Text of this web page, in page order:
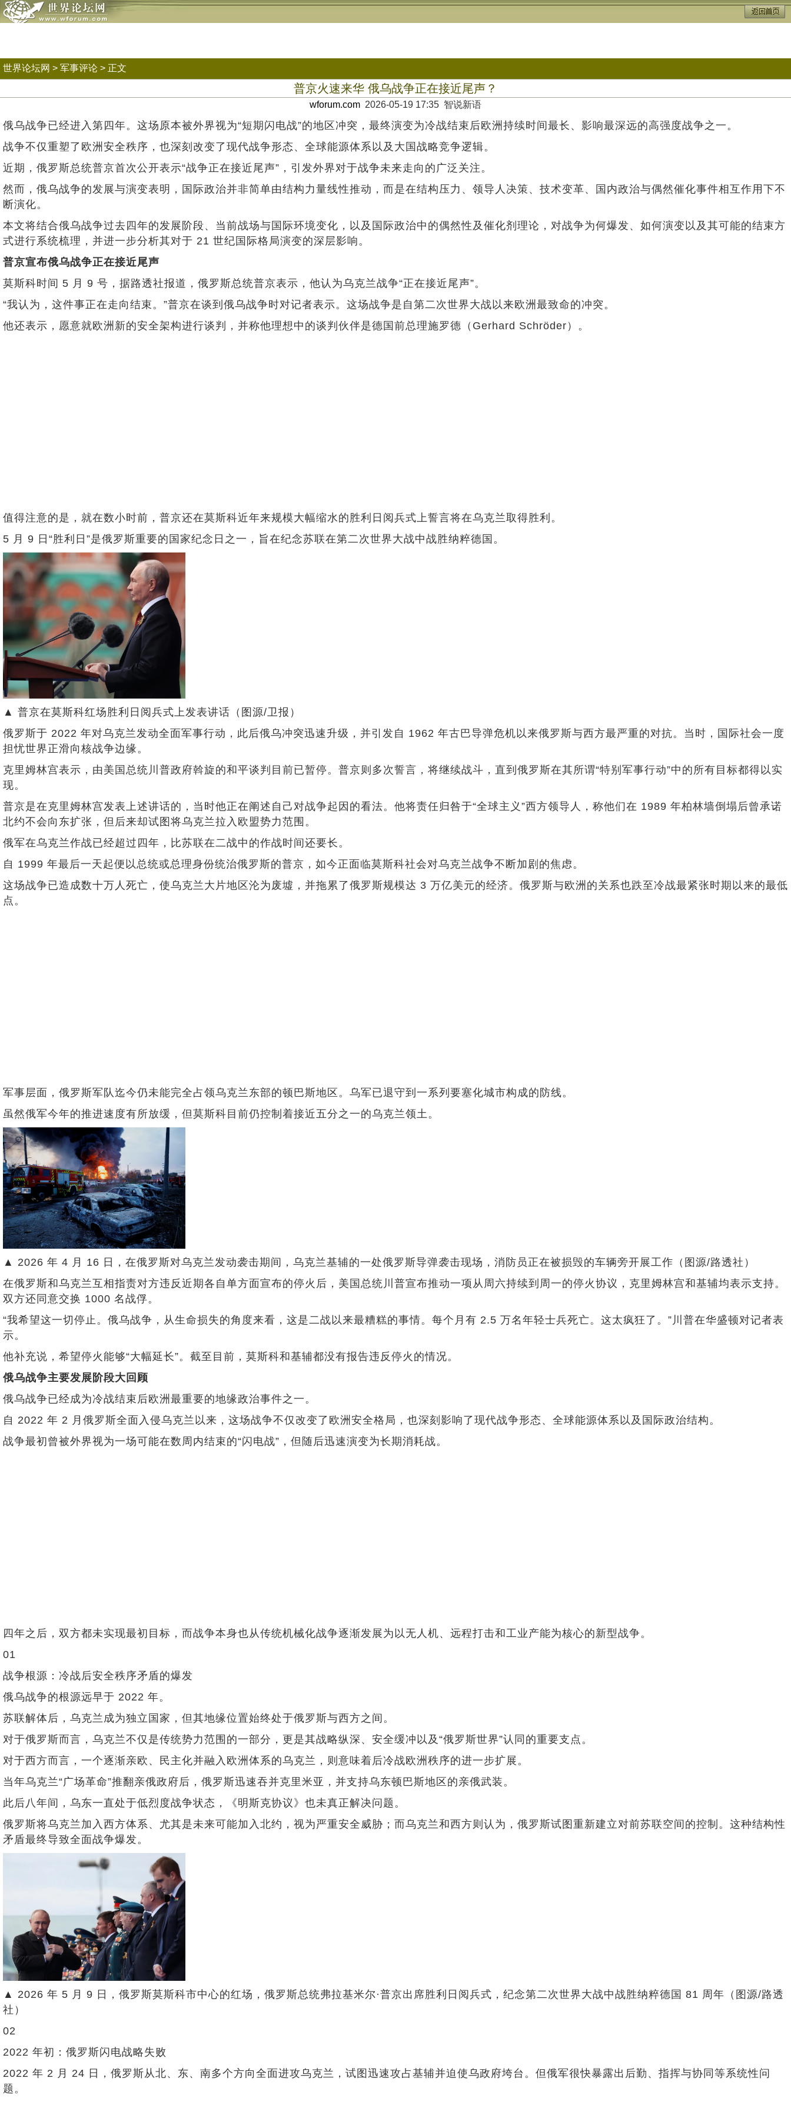
世界论坛网 > 军事评论 > 正文
普京火速来华 俄乌战争正在接近尾声？
wforum.com 2026-05-19 17:35 智说新语
俄乌战争已经进入第四年。这场原本被外界视为“短期闪电战”的地区冲突，最终演变为冷战结束后欧洲持续时间最长、影响最深远的高强度战争之一。
战争不仅重塑了欧洲安全秩序，也深刻改变了现代战争形态、全球能源体系以及大国战略竞争逻辑。
近期，俄罗斯总统普京首次公开表示“战争正在接近尾声”，引发外界对于战争未来走向的广泛关注。
然而，俄乌战争的发展与演变表明，国际政治并非简单由结构力量线性推动，而是在结构压力、领导人决策、技术变革、国内政治与偶然催化事件相互作用下不
断演化。
本文将结合俄乌战争过去四年的发展阶段、当前战场与国际环境变化，以及国际政治中的偶然性及催化剂理论，对战争为何爆发、如何演变以及其可能的结束方
式进行系统梳理，并进一步分析其对于 21 世纪国际格局演变的深层影响。
普京宣布俄乌战争正在接近尾声
莫斯科时间 5 月 9 号，据路透社报道，俄罗斯总统普京表示，他认为乌克兰战争“正在接近尾声”。
“我认为，这件事正在走向结束。”普京在谈到俄乌战争时对记者表示。这场战争是自第二次世界大战以来欧洲最致命的冲突。
他还表示，愿意就欧洲新的安全架构进行谈判，并称他理想中的谈判伙伴是德国前总理施罗德（Gerhard Schröder）。
值得注意的是，就在数小时前，普京还在莫斯科近年来规模大幅缩水的胜利日阅兵式上誓言将在乌克兰取得胜利。
5 月 9 日“胜利日”是俄罗斯重要的国家纪念日之一，旨在纪念苏联在第二次世界大战中战胜纳粹德国。
▲ 普京在莫斯科红场胜利日阅兵式上发表讲话（图源/卫报）
俄罗斯于 2022 年对乌克兰发动全面军事行动，此后俄乌冲突迅速升级，并引发自 1962 年古巴导弹危机以来俄罗斯与西方最严重的对抗。当时，国际社会一度
担忧世界正滑向核战争边缘。
克里姆林宫表示，由美国总统川普政府斡旋的和平谈判目前已暂停。普京则多次誓言，将继续战斗，直到俄罗斯在其所谓“特别军事行动”中的所有目标都得以实
现。
普京是在克里姆林宫发表上述讲话的，当时他正在阐述自己对战争起因的看法。他将责任归咎于“全球主义”西方领导人，称他们在 1989 年柏林墙倒塌后曾承诺
北约不会向东扩张，但后来却试图将乌克兰拉入欧盟势力范围。
俄军在乌克兰作战已经超过四年，比苏联在二战中的作战时间还要长。
自 1999 年最后一天起便以总统或总理身份统治俄罗斯的普京，如今正面临莫斯科社会对乌克兰战争不断加剧的焦虑。
这场战争已造成数十万人死亡，使乌克兰大片地区沦为废墟，并拖累了俄罗斯规模达 3 万亿美元的经济。俄罗斯与欧洲的关系也跌至冷战最紧张时期以来的最低
点。
军事层面，俄罗斯军队迄今仍未能完全占领乌克兰东部的顿巴斯地区。乌军已退守到一系列要塞化城市构成的防线。
虽然俄军今年的推进速度有所放缓，但莫斯科目前仍控制着接近五分之一的乌克兰领土。
▲ 2026 年 4 月 16 日，在俄罗斯对乌克兰发动袭击期间，乌克兰基辅的一处俄罗斯导弹袭击现场，消防员正在被损毁的车辆旁开展工作（图源/路透社）
在俄罗斯和乌克兰互相指责对方违反近期各自单方面宣布的停火后，美国总统川普宣布推动一项从周六持续到周一的停火协议，克里姆林宫和基辅均表示支持。
双方还同意交换 1000 名战俘。
“我希望这一切停止。俄乌战争，从生命损失的角度来看，这是二战以来最糟糕的事情。每个月有 2.5 万名年轻士兵死亡。这太疯狂了。”川普在华盛顿对记者表
示。
他补充说，希望停火能够“大幅延长”。截至目前，莫斯科和基辅都没有报告违反停火的情况。
俄乌战争主要发展阶段大回顾
俄乌战争已经成为冷战结束后欧洲最重要的地缘政治事件之一。
自 2022 年 2 月俄罗斯全面入侵乌克兰以来，这场战争不仅改变了欧洲安全格局，也深刻影响了现代战争形态、全球能源体系以及国际政治结构。
战争最初曾被外界视为一场可能在数周内结束的“闪电战”，但随后迅速演变为长期消耗战。
四年之后，双方都未实现最初目标，而战争本身也从传统机械化战争逐渐发展为以无人机、远程打击和工业产能为核心的新型战争。
01
战争根源：冷战后安全秩序矛盾的爆发
俄乌战争的根源远早于 2022 年。
苏联解体后，乌克兰成为独立国家，但其地缘位置始终处于俄罗斯与西方之间。
对于俄罗斯而言，乌克兰不仅是传统势力范围的一部分，更是其战略纵深、安全缓冲以及“俄罗斯世界”认同的重要支点。
对于西方而言，一个逐渐亲欧、民主化并融入欧洲体系的乌克兰，则意味着后冷战欧洲秩序的进一步扩展。
当年乌克兰“广场革命”推翻亲俄政府后，俄罗斯迅速吞并克里米亚，并支持乌东顿巴斯地区的亲俄武装。
此后八年间，乌东一直处于低烈度战争状态，《明斯克协议》也未真正解决问题。
俄罗斯将乌克兰加入西方体系、尤其是未来可能加入北约，视为严重安全威胁；而乌克兰和西方则认为，俄罗斯试图重新建立对前苏联空间的控制。这种结构性
矛盾最终导致全面战争爆发。
▲ 2026 年 5 月 9 日，俄罗斯莫斯科市中心的红场，俄罗斯总统弗拉基米尔·普京出席胜利日阅兵式，纪念第二次世界大战中战胜纳粹德国 81 周年（图源/路透
社）
02
2022 年初：俄罗斯闪电战略失败
2022 年 2 月 24 日，俄罗斯从北、东、南多个方向全面进攻乌克兰，试图迅速攻占基辅并迫使乌政府垮台。但俄军很快暴露出后勤、指挥与协同等系统性问
题。